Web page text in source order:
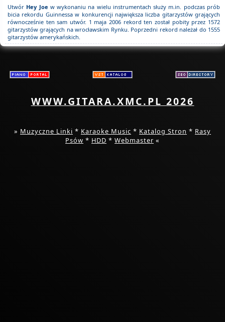
Utwór Hey Joe w wykonaniu na wielu instrumentach służy m.in. podczas prób
bicia rekordu Guinnessa w konkurencji największa liczba gitarzystów grających
równocześnie ten sam utwór. 1 maja 2006 rekord ten został pobity przez 1572
gitarzystów grających na wrocławskim Rynku. Poprzedni rekord należał do 1555
gitarzystów amerykańskich.
WWW.GITARA.XMC.PL 2026
» Muzyczne Linki * Karaoke Music * Katalog Stron * Rasy
Psów * HDD * Webmaster «